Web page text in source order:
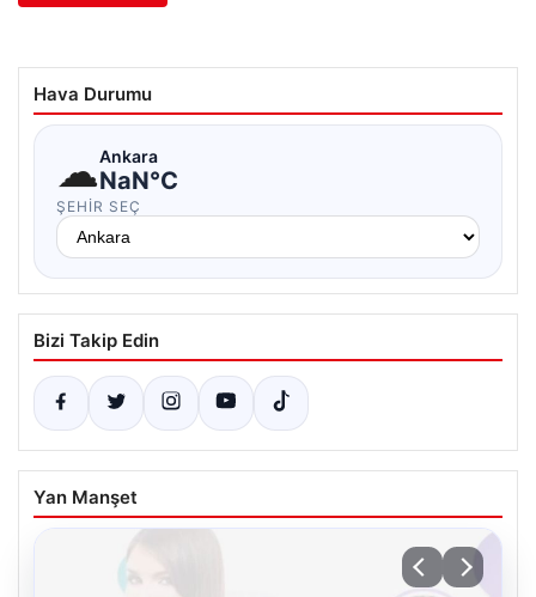
Hava Durumu
☁Ankara
NaN°C
ŞEHIR SEÇ
Bizi Takip Edin
Yan Manşet